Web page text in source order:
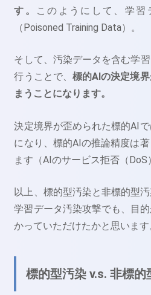
す。 このようにして、学
（Poisoned Training Data）。
そして、汚染データを含む学
行うことで、 標的AIの決定境
まうことになります。
決定境界が歪められた標的AI
になり、標的AIの推論精度は
ます（AIのサービス拒否（DoS
以上、標的型汚染と非標的型
学習データ汚染攻撃でも、目
かっていただけたかと思います
標的型汚染 v.s. 非標的